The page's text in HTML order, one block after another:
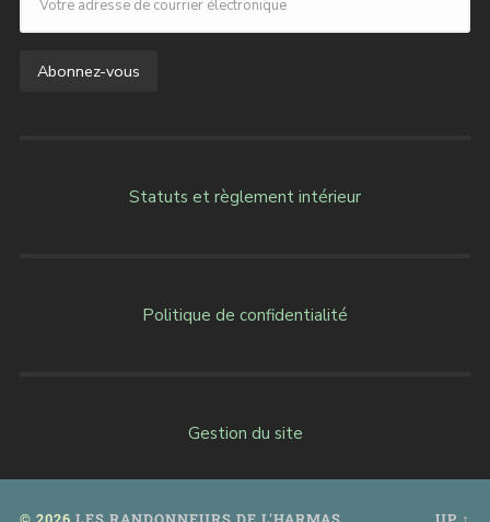
Statuts et règlement intérieur
Politique de confidentialité
Gestion du site
© 2026 LES RANDONNEURS DE L'HARMAS UP ↑